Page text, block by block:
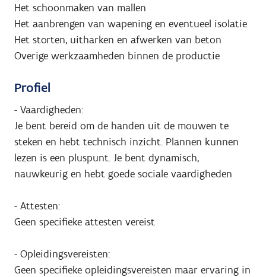
Het schoonmaken van mallen
Het aanbrengen van wapening en eventueel isolatie
Het storten, uitharken en afwerken van beton
Overige werkzaamheden binnen de productie
Profiel
- Vaardigheden:
Je bent bereid om de handen uit de mouwen te
steken en hebt technisch inzicht. Plannen kunnen
lezen is een pluspunt. Je bent dynamisch,
nauwkeurig en hebt goede sociale vaardigheden
- Attesten:
Geen specifieke attesten vereist
- Opleidingsvereisten:
Geen specifieke opleidingsvereisten maar ervaring in